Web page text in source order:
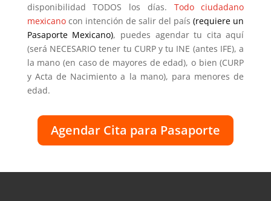
disponibilidad TODOS los días. Todo ciudadano
mexicanocon intención de salir del país(requiere un
Pasaporte Mexicano), puedes agendar tu cita aquí
(será NECESARIO tener tu CURP y tu INE (antes IFE), a
la mano (en caso de mayores de edad), o bien (CURP
y Acta de Nacimiento a la mano), para menores de
edad.
Agendar Cita para Pasaporte